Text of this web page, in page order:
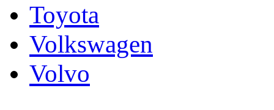
Toyota
Volkswagen
Volvo